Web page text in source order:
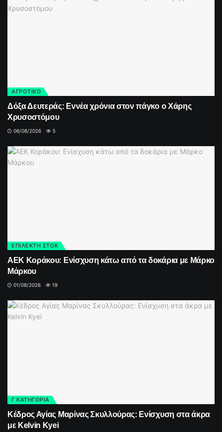
ΑΓΡΟΤΙΚΟ
Δόξα Δευτεράς: Εννέα χρόνια στον πάγκο ο Χάρης
Χρυσοστόμου
06/08/2026 5
ΕΠΙΛΕΚΤΗ ΣΤΟΚ
ΑΕΚ Κοράκου: Ενίσχυση κάτω από τα δοκάρια με Μάρκο
Μάρκου
01/08/2026 19
Γ ΚΑΤΗΓΟΡΙΑ
Κέδρος Αγίας Μαρίνας Σκυλλούρας: Ενίσχυση στα άκρα
με Kelvin Kyei